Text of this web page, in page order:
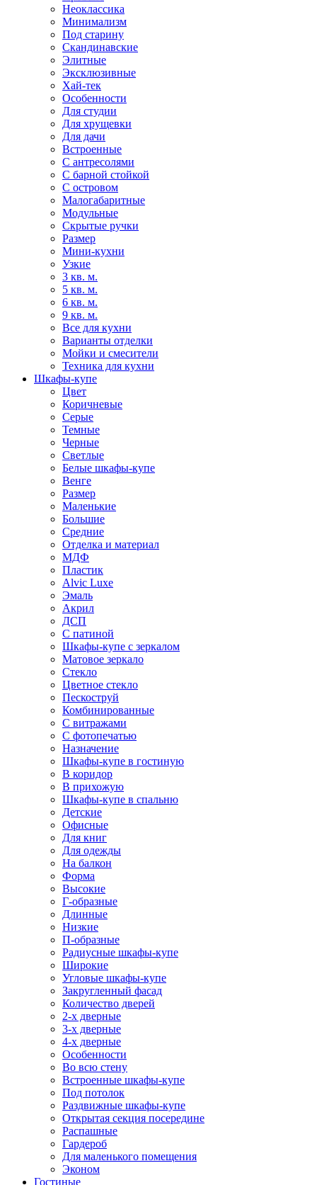
Неоклассика
Минимализм
Под старину
Скандинавские
Элитные
Эксклюзивные
Хай-тек
Особенности
Для студии
Для хрущевки
Для дачи
Встроенные
С антресолями
С барной стойкой
С островом
Малогабаритные
Модульные
Скрытые ручки
Размер
Мини-кухни
Узкие
3 кв. м.
5 кв. м.
6 кв. м.
9 кв. м.
Все для кухни
Варианты отделки
Мойки и смесители
Техника для кухни
Шкафы-купе
Цвет
Коричневые
Серые
Темные
Черные
Светлые
Белые шкафы-купе
Венге
Размер
Маленькие
Большие
Средние
Отделка и материал
МДФ
Пластик
Alvic Luxe
Эмаль
Акрил
ДСП
С патиной
Шкафы-купе с зеркалом
Матовое зеркало
Стекло
Цветное стекло
Пескоструй
Комбинированные
С витражами
С фотопечатью
Назначение
Шкафы-купе в гостиную
В коридор
В прихожую
Шкафы-купе в спальню
Детские
Офисные
Для книг
Для одежды
На балкон
Форма
Высокие
Г-образные
Длинные
Низкие
П-образные
Радиусные шкафы-купе
Широкие
Угловые шкафы-купе
Закругленный фасад
Количество дверей
2-х дверные
3-х дверные
4-х дверные
Особенности
Во всю стену
Встроенные шкафы-купе
Под потолок
Раздвижные шкафы-купе
Открытая секция посередине
Распашные
Гардероб
Для маленького помещения
Эконом
Гостиные